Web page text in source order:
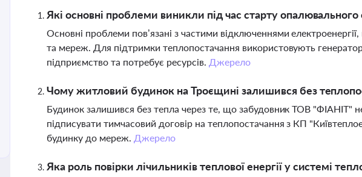
Які основні проблеми виникли під час старту
Основні проблеми пов’язані з частими відключеннями
та мереж. Для підтримки теплопостачання використовують
підприємство та потребує ресурсів. Джерело
Чому житловий будинок на Троєщині залишився без
Будинок залишився без тепла через те, що забудовник ТОВ "ФІАНІТ"
підписувати тимчасовий договір на теплопостачання з КП
будинку до мереж. Джерело
Яка роль повірки лічильників теплової енергії у системі